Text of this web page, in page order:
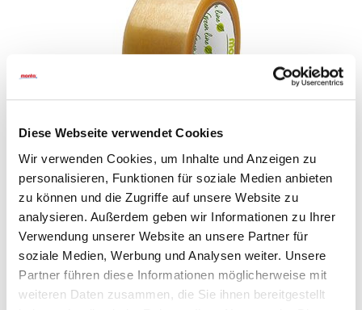
Diese Webseite verwendet Cookies
Wir verwenden Cookies, um Inhalte und Anzeigen zu
personalisieren, Funktionen für soziale Medien anbieten
zu können und die Zugriffe auf unsere Website zu
analysieren. Außerdem geben wir Informationen zu Ihrer
Verwendung unserer Website an unsere Partner für
soziale Medien, Werbung und Analysen weiter. Unsere
Partner führen diese Informationen möglicherweise mit
weiteren Daten zusammen, die Sie ihnen bereitgestellt
MONTA BIOPACK® 860